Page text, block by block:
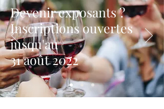
Devenir exposants ?
Inscriptions ouvertes
jusqu'au
31 août 2022